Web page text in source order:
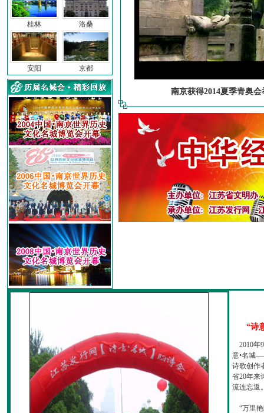
桂林
安阳
洛桑
京都
南京获得2014夏季青奥会
“诗
2010年
意•名城
诗歌创作
省20年来
流连忘返
“万里艳